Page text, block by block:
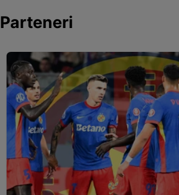
Parteneri